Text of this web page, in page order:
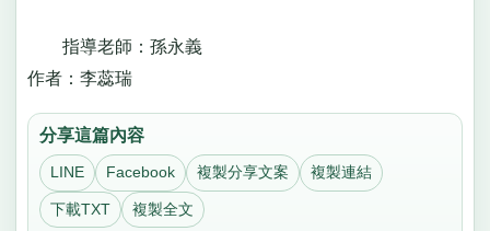
指導老師：孫永義
作者：李蕊瑞
分享這篇內容
LINE Facebook 複製分享文案 複製連結
下載TXT 複製全文